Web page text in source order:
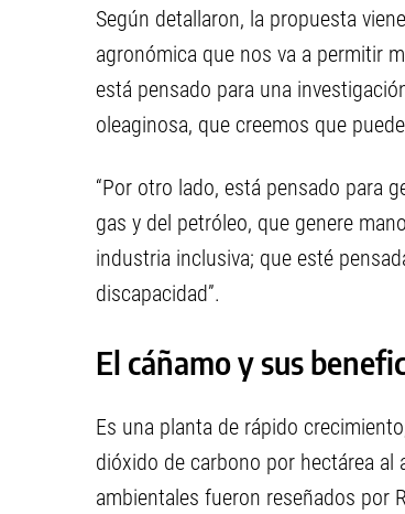
Según detallaron, la propuesta
agronómica que nos va a permitir
está pensado para una
oleaginosa, que creemos que
“Por otro lado, está pensado para
gas y del petróleo, que genere
industria inclusiva; que esté
discapacidad”.
El cáñamo y sus
Es una planta de rápido
dióxido de carbono por hectárea
ambientales fueron reseñados por